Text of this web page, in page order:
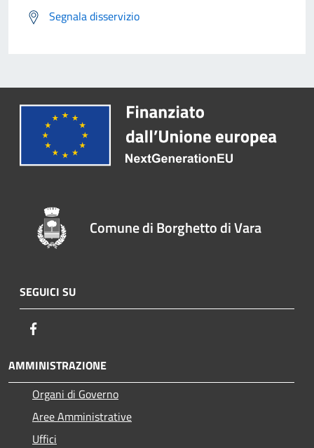
Segnala disservizio
Comune di Borghetto di Vara
SEGUICI SU
AMMINISTRAZIONE
Organi di Governo
Aree Amministrative
Uffici